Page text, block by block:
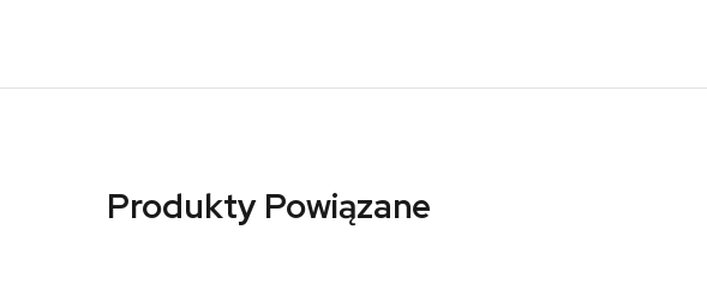
Produkty Powiązane